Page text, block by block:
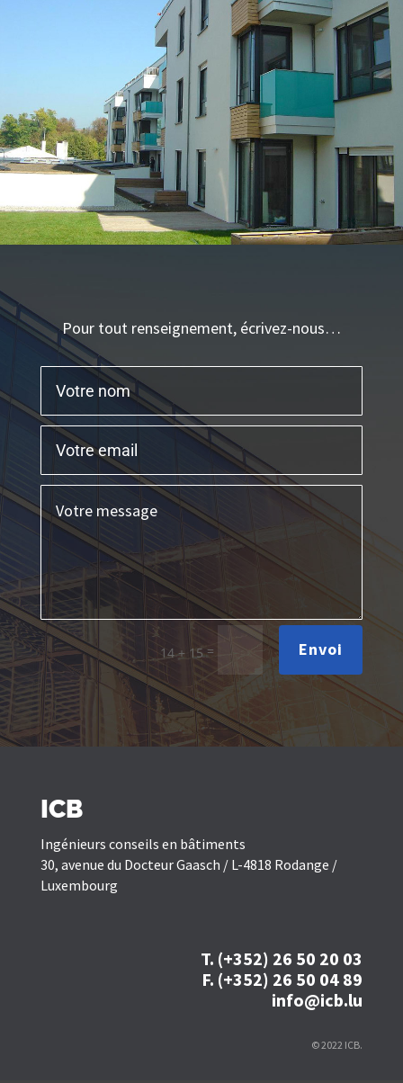
Pour tout renseignement, écrivez-nous…
14 + 15 = Envoi
ICB
Ingénieurs conseils en bâtiments
30, avenue du Docteur Gaasch / L-4818 Rodange /
Luxembourg
T. (+352) 26 50 20 03
F. (+352) 26 50 04 89
info@icb.lu
© 2022 ICB.